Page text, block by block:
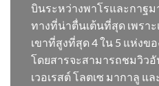
บินระหว่างพาโรและกาฐ
ทางที่น่าตื่นเต้นที่สุด เพรา
เขาที่สูงที่สุด 4 ใน 5 แห่งข
โดยสารจะสามารถชมวิวอั
เวอเรสต์ โลตเซ มากาลู แ